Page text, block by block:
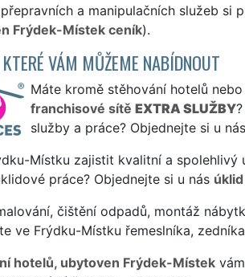
a manipulačních služeb si
Frýdek-Místek ceník).
VÁM MŮŽEME NABÍDNOUT
Máte kromě stěhování hotelů
franchisové sítě EXTRA SLUŽBY
služby a práce? Objednejte si u nás
Místku zajistit kvalitní a
práce? Objednejte si u nás úklid
čištění odpadů, montáž
ve Frýdku-Místku řemeslníka,
hotelů, ubytoven Frýdek-Místekvám